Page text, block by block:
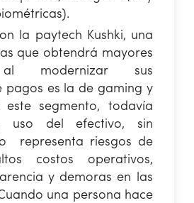
la paytech Kushki, una
que obtendrá mayores
al modernizar sus
pagos es la de gaming y
este segmento, todavía
uso del efectivo, sin
representa riesgos de
costos operativos,
y demoras en las
una persona hace